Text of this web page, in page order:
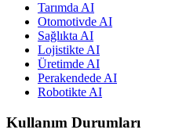
Tarımda AI
Otomotivde AI
Sağlıkta AI
Lojistikte AI
Üretimde AI
Perakendede AI
Robotikte AI
Kullanım Durumları